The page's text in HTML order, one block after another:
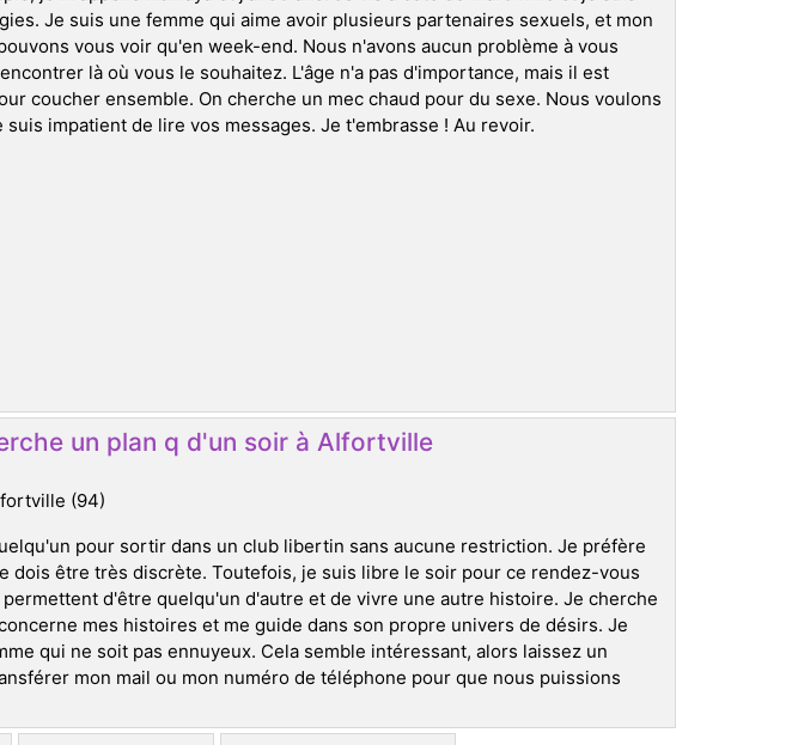
Je suis une femme qui aime avoir plusieurs partenaires sexuels, et mon
vous voir qu'en week-end. Nous n'avons aucun problème à vous
là où vous le souhaitez. L'âge n'a pas d'importance, mais il est
coucher ensemble. On cherche un mec chaud pour du sexe. Nous voulons
impatient de lire vos messages. Je t'embrasse ! Au revoir.
un plan q d'un soir à Alfortville
(94)
pour sortir dans un club libertin sans aucune restriction. Je préfère
dois être très discrète. Toutefois, je suis libre le soir pour ce rendez-vous
d'être quelqu'un d'autre et de vivre une autre histoire. Je cherche
mes histoires et me guide dans son propre univers de désirs. Je
qui ne soit pas ennuyeux. Cela semble intéressant, alors laissez un
mon mail ou mon numéro de téléphone pour que nous puissions